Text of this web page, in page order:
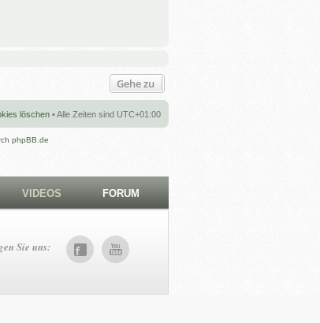
Gehe zu
löschen • Alle Zeiten sind UTC+01:00
phpBB.de
VIDEOS FORUM
Sie uns: